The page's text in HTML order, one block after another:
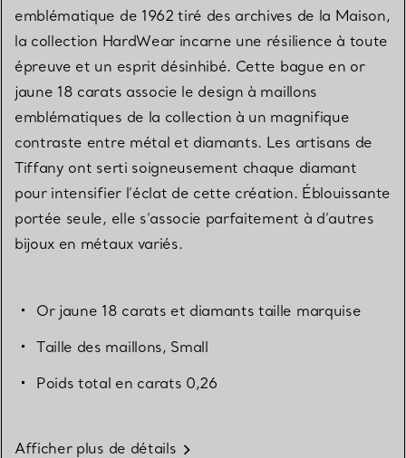
emblématique de 1962 tiré des archives de la Maison,
la collection HardWear incarne une résilience à toute
épreuve et un esprit désinhibé. Cette bague en or
jaune 18 carats associe le design à maillons
emblématiques de la collection à un magnifique
contraste entre métal et diamants. Les artisans de
Tiffany ont serti soigneusement chaque diamant
pour intensifier l’éclat de cette création. Éblouissante
portée seule, elle s’associe parfaitement à d’autres
bijoux en métaux variés.
Or jaune 18 carats et diamants taille marquise
Taille des maillons, Small
Poids total en carats 0,26
Afficher plus de détails